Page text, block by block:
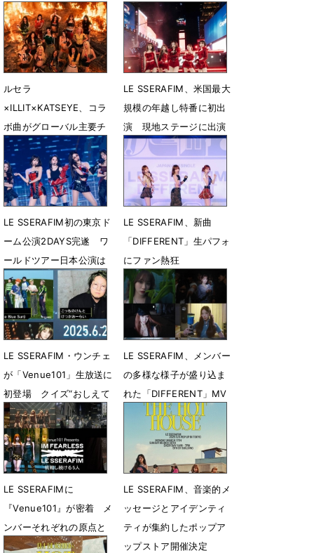
ルセラ
×ILLIT×KATSEYE、コラ
ボ曲がグローバル主要チ
ャートで１カ月にわたり
上位圏を席巻
7月11日 23時29分
LE SSERAFIM、米国最大
規模の年越し特番に初出
演 現地ステージに出演
した初のK-POPガールグ
ループに
1月3日 14時01分
LE SSERAFIM初の東京ド
ーム公演2DAYS完遂 ワ
ールドツアー日本公演は
約19万人動員
11月21日 07時00分
LE SSERAFIM、新曲
「DIFFERENT」生パフォ
にファン熱狂
6月24日 22時51分
LE SSERAFIM・ウンチェ
が「Venue101」生放送に
初登場 クイズ“おしえて
EUNCHAE”開催
6月19日 18時44分
LE SSERAFIM、メンバー
の多様な様子が盛り込ま
れた「DIFFERENT」MV
6月9日 07時00分
LE SSERAFIMに
『Venue101』が密着 メ
ンバーそれぞれの原点と
なる場所でのインタビュ
LE SSERAFIM、音楽的メ
ッセージとアイデンティ
ティが集約したポップア
ップストア‭開催決定‬